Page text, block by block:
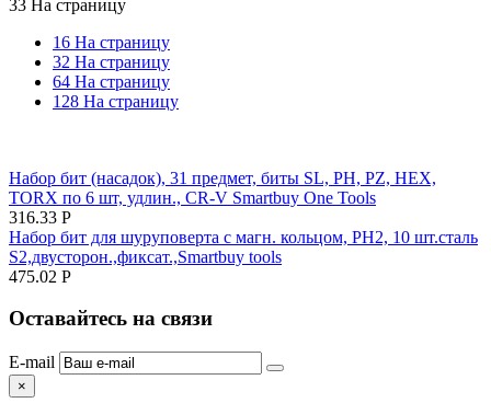
33 На страницу
16 На страницу
32 На страницу
64 На страницу
128 На страницу
Набор бит (насадок), 31 предмет, биты SL, PH, PZ, HEX,
TORX по 6 шт, удлин., CR-V Smartbuy One Tools
316.33 Р
Набор бит для шуруповерта с магн. кольцом, PH2, 10 шт.сталь
S2,двусторон.,фиксат.,Smartbuy tools
475.02 Р
Оставайтесь на связи
E-mail
×